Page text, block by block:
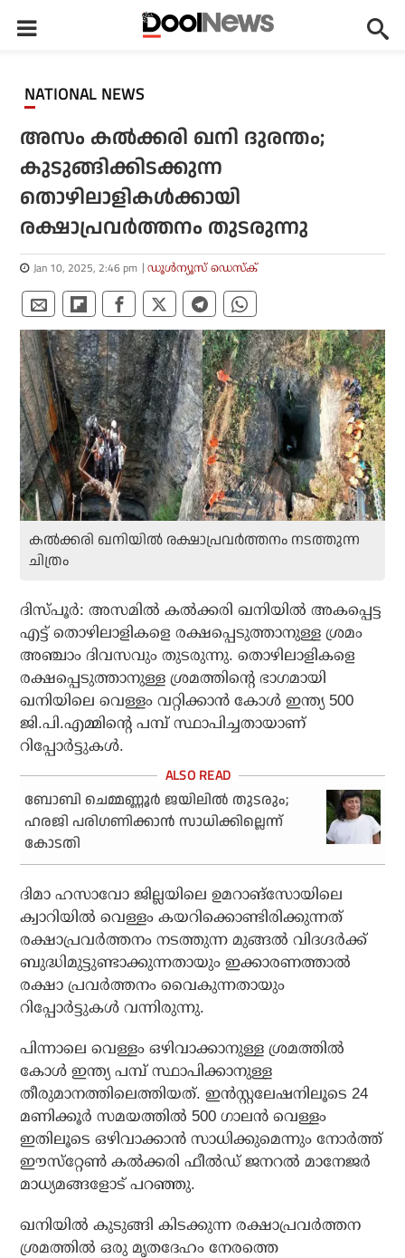
NATIONAL NEWS
അസം കല്‍ക്കരി ഖനി ദുരന്തം;
കുടുങ്ങിക്കിടക്കുന്ന
തൊഴിലാളികള്‍ക്കായി
രക്ഷാപ്രവര്‍ത്തനം തുടരുന്നു
Jan 10, 2025, 2:46 pm ഡൂള്‍ന്യൂസ് ഡെസ്‌ക്
കല്‍ക്കരി ഖനിയില്‍ രക്ഷാപ്രവര്‍ത്തനം നടത്തുന്ന
ചിത്രം
ദിസ്പൂര്‍: അസമില്‍ കല്‍ക്കരി ഖനിയില്‍ അകപ്പെട്ട
എട്ട് തൊഴിലാളികളെ രക്ഷപ്പെടുത്താനുള്ള ശ്രമം
അഞ്ചാം ദിവസവും തുടരുന്നു. തൊഴിലാളികളെ
രക്ഷപ്പെടുത്താനുള്ള ശ്രമത്തിന്റെ ഭാഗമായി
ഖനിയിലെ വെള്ളം വറ്റിക്കാന്‍ കോള്‍ ഇന്ത്യ 500
ജി.പി.എമ്മിന്റെ പമ്പ് സ്ഥാപിച്ചതായാണ്
റിപ്പോര്‍ട്ടുകള്‍.
ബോബി ചെമ്മണ്ണൂർ ജയിലിൽ തുടരും;
ഹരജി പരിഗണിക്കാൻ സാധിക്കില്ലെന്ന്
കോടതി
ദിമാ ഹസാവോ ജില്ലയിലെ ഉമറാങ്‌സോയിലെ
ക്വാറിയില്‍ വെള്ളം കയറിക്കൊണ്ടിരിക്കുന്നത്
രക്ഷാപ്രവര്‍ത്തനം നടത്തുന്ന മുങ്ങല്‍ വിദഗ്ദര്‍ക്ക്
ബുദ്ധിമുട്ടുണ്ടാക്കുന്നതായും ഇക്കാരണത്താല്‍
രക്ഷാ പ്രവര്‍ത്തനം വൈകുന്നതായും
റിപ്പോര്‍ട്ടുകള്‍ വന്നിരുന്നു.
പിന്നാലെ വെള്ളം ഒഴിവാക്കാനുള്ള ശ്രമത്തില്‍
കോള്‍ ഇന്ത്യ പമ്പ് സ്ഥാപിക്കാനുള്ള
തീരുമാനത്തിലെത്തിയത്. ഇന്‍സ്റ്റലേഷനിലൂടെ 24
മണിക്കൂര്‍ സമയത്തില്‍ 500 ഗാലന്‍ വെള്ളം
ഇതിലൂടെ ഒഴിവാക്കാന്‍ സാധിക്കുമെന്നും നോര്‍ത്ത്
ഈസ്‌റ്റേണ്‍ കല്‍ക്കരി ഫീല്‍ഡ് ജനറല്‍ മാനേജര്‍
മാധ്യമങ്ങളോട് പറഞ്ഞു.
ഖനിയില്‍ കുടുങ്ങി കിടക്കുന്ന രക്ഷാപ്രവര്‍ത്തന
ശ്രമത്തില്‍ ഒരു മൃതദേഹം നേരത്തെ